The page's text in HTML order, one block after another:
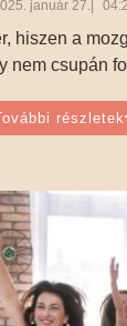
január 27.
hiszen a
nem csupán
részletek